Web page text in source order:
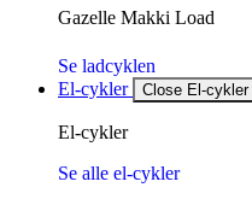
Gazelle Makki Load
Se ladcyklen
El-cykler
Close El-cykler
El-cykler
Se alle el-cykler